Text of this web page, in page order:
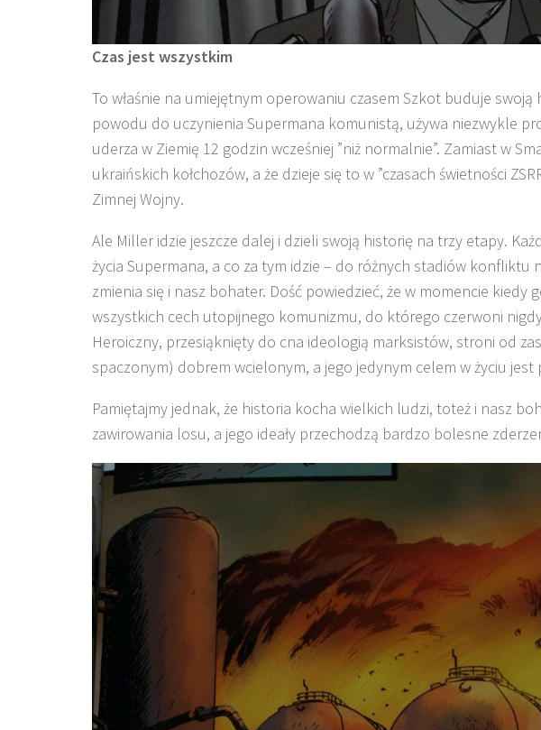
Czas jest wszystkim
To właśnie na umiejętnym operowaniu czasem Szkot buduje
powodu do uczynienia Supermana komunistą, używa niezwykle
uderza w Ziemię 12 godzin wcześniej ”niż normalnie”. Zamiast w
ukraińskich kołchozów, a że dzieje się to w ”czasach świetności
Zimnej Wojny.
Ale Miller idzie jeszcze dalej i dzieli swoją historię na trzy etapy.
życia Supermana, a co za tym idzie – do różnych stadiów konfliktu
zmienia się i nasz bohater. Dość powiedzieć, że w momencie kiedy
wszystkich cech utopijnego komunizmu, do którego czerwoni
Heroiczny, przesiąknięty do cna ideologią marksistów, stroni od
spaczonym) dobrem wcielonym, a jego jedynym celem w życiu
Pamiętajmy jednak, że historia kocha wielkich ludzi, toteż i nasz
zawirowania losu, a jego ideały przechodzą bardzo bolesne